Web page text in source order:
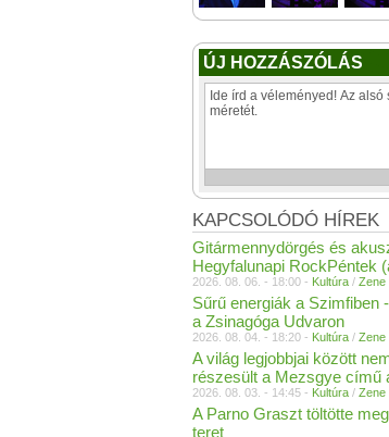
ÚJ HOZZÁSZÓLÁS
KAPCSOLÓDÓ HÍREK
Gitármennydörgés és
Hegyfalunapi RockPéntek
2026. 08. 06. - 18:00 - Kultúra / Zene
Sűrű energiák a Szimfiben
a Zsinagóga Udvaron
2026. 08. 04. - 18:20 - Kultúra / Zene
A világ legjobbjai között
részesült a Mezsgye című
2026. 08. 03. - 14:45 - Kultúra / Zene
A Parno Graszt töltötte
teret